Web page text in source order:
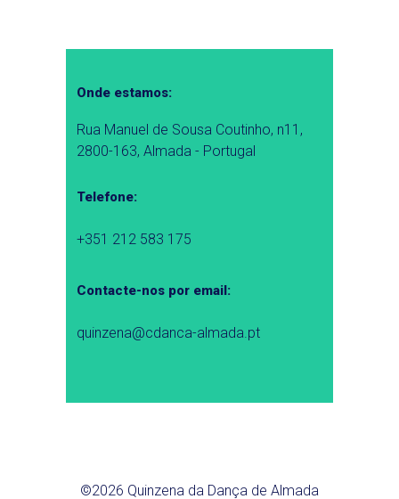
Onde estamos:
Rua Manuel de Sousa Coutinho, n11,
2800-163, Almada - Portugal
Telefone:
+351 212 583 175
Contacte-nos por email:
quinzena@cdanca-almada.pt
©2026 Quinzena da Dança de Almada